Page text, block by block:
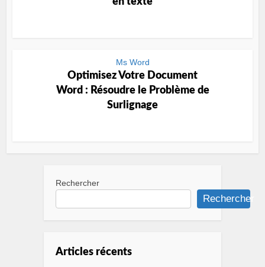
Ms Word
Optimisez Votre Document
Word : Résoudre le Problème de
Surlignage
Rechercher
Rechercher
Articles récents